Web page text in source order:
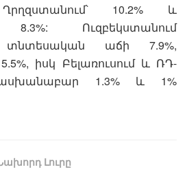
10.2% և
8.3%: Ուզբեկստանում
տնտեսական աճի 7.9%,
5.5%, իսկ Բելառուսում և ՌԴ-
1.3% և 1%
Լուրը